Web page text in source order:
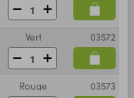
Vert 03572
Rouge 03573